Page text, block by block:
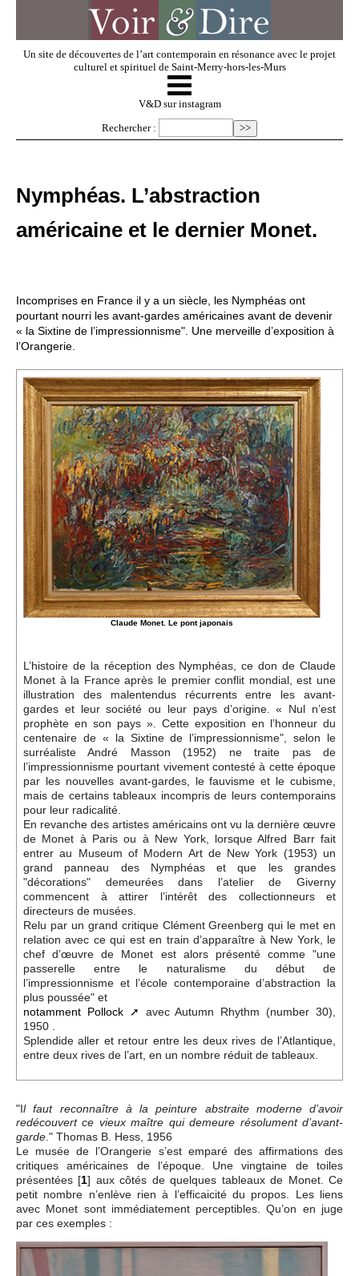
Un site de découvertes de l’art contemporain en résonance avec le projet
culturel et spirituel de Saint-Merry-hors-les-Murs
V & D
Exposer
Dossiers
Événements
Sacré
Cousinages
☰
V&D sur instagram
Rechercher :
Nymphéas. L’abstraction
américaine et le dernier Monet.
Incomprises en France il y a un siècle, les Nymphéas ont
pourtant nourri les avant-gardes américaines avant de devenir
« la Sixtine de l’impressionnisme". Une merveille d’exposition à
l’Orangerie.
Claude Monet. Le pont japonais
L’histoire de la réception des Nymphéas, ce don de Claude
Monet à la France après le premier conflit mondial, est une
illustration des malentendus récurrents entre les avant-
gardes et leur société ou leur pays d’origine. « Nul n’est
prophète en son pays ». Cette exposition en l’honneur du
centenaire de « la Sixtine de l’impressionnisme", selon le
surréaliste André Masson (1952) ne traite pas de
l’impressionnisme pourtant vivement contesté à cette époque
par les nouvelles avant-gardes, le fauvisme et le cubisme,
mais de certains tableaux incompris de leurs contemporains
pour leur radicalité.
En revanche des artistes américains ont vu la dernière œuvre
de Monet à Paris ou à New York, lorsque Alfred Barr fait
entrer au Museum of Modern Art de New York (1953) un
grand panneau des Nymphéas et que les grandes
"décorations" demeurées dans l’atelier de Giverny
commencent à attirer l’intérêt des collectionneurs et
directeurs de musées.
Relu par un grand critique Clément Greenberg qui le met en
relation avec ce qui est en train d’apparaître à New York, le
chef d’œuvre de Monet est alors présenté comme "une
passerelle entre le naturalisme du début de
l’impressionnisme et l’école contemporaine d’abstraction la
plus poussée" et
notamment Pollock
avec Autumn Rhythm (number 30),
1950 .
Splendide aller et retour entre les deux rives de l’Atlantique,
entre deux rives de l’art, en un nombre réduit de tableaux.
"Il faut reconnaître à la peinture abstraite moderne d’avoir
redécouvert ce vieux maître qui demeure résolument d’avant-
garde ." Thomas B. Hess, 1956
Le musée de l’Orangerie s’est emparé des affirmations des
critiques américaines de l’époque. Une vingtaine de toiles
présentées [1] aux côtés de quelques tableaux de Monet. Ce
petit nombre n’enlève rien à l’efficaicité du propos. Les liens
avec Monet sont immédiatement perceptibles. Qu’on en juge
par ces exemples :